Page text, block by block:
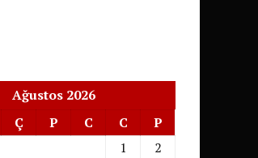
Ağustos 2026
Ç P C C
P
1
2